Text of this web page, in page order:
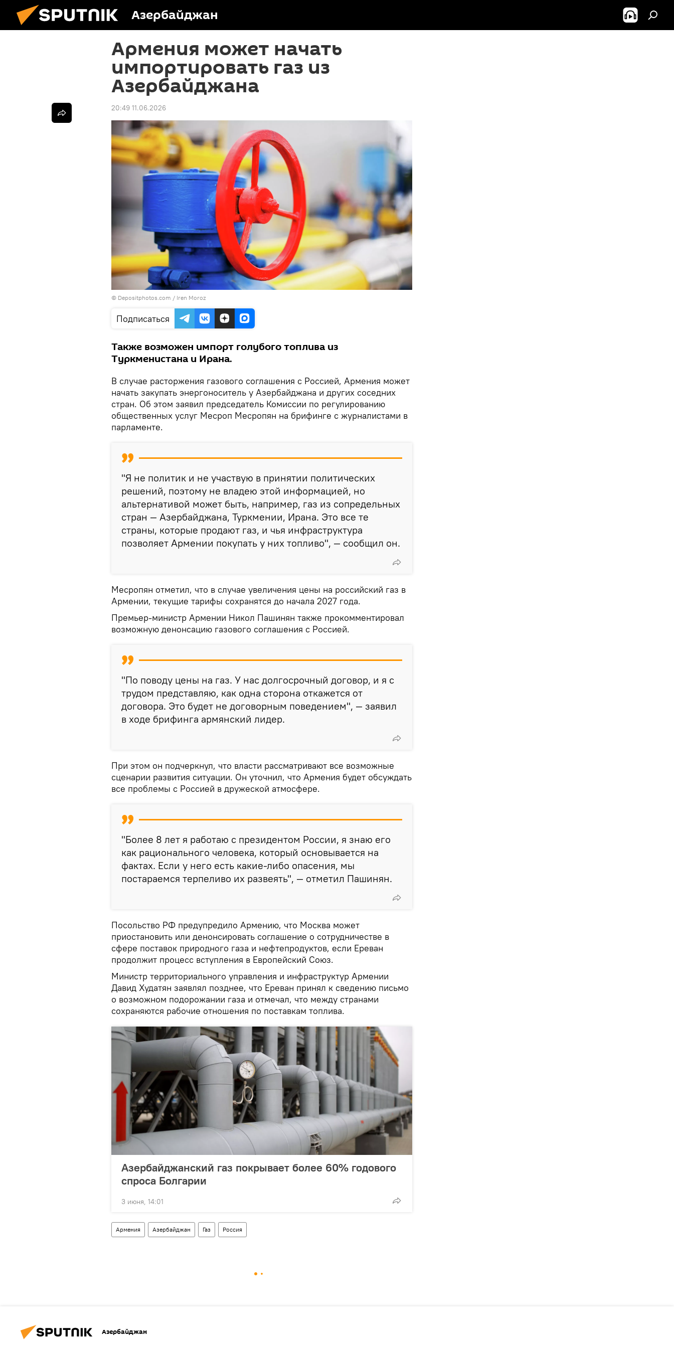
Азербайджан
Армения может начать
импортировать газ из
Азербайджана
20:49 11.06.2026
© Depositphotos.com / Iren Moroz
Подписаться
Также возможен импорт голубого топлива из
Туркменистана и Ирана.
В случае расторжения газового соглашения с Россией, Армения может
начать закупать энергоноситель у Азербайджана и других соседних
стран. Об этом заявил председатель Комиссии по регулированию
общественных услуг Месроп Месропян на брифинге с журналистами в
парламенте.
"Я не политик и не участвую в принятии политических
решений, поэтому не владею этой информацией, но
альтернативой может быть, например, газ из сопредельных
стран — Азербайджана, Туркмении, Ирана. Это все те
страны, которые продают газ, и чья инфраструктура
позволяет Армении покупать у них топливо", — сообщил он.
Месропян отметил, что в случае увеличения цены на российский газ в
Армении, текущие тарифы сохранятся до начала 2027 года.
Премьер-министр Армении Никол Пашинян также прокомментировал
возможную денонсацию газового соглашения с Россией.
"По поводу цены на газ. У нас долгосрочный договор, и я с
трудом представляю, как одна сторона откажется от
договора. Это будет не договорным поведением", — заявил
в ходе брифинга армянский лидер.
При этом он подчеркнул, что власти рассматривают все возможные
сценарии развития ситуации. Он уточнил, что Армения будет обсуждать
все проблемы с Россией в дружеской атмосфере.
"Более 8 лет я работаю с президентом России, я знаю его
как рационального человека, который основывается на
фактах. Если у него есть какие-либо опасения, мы
постараемся терпеливо их развеять", — отметил Пашинян.
Посольство РФ предупредило Армению, что Москва может
приостановить или денонсировать соглашение о сотрудничестве в
сфере поставок природного газа и нефтепродуктов, если Ереван
продолжит процесс вступления в Европейский Союз.
Министр территориального управления и инфраструктур Армении
Давид Худатян заявлял позднее, что Ереван принял к сведению письмо
о возможном подорожании газа и отмечал, что между странами
сохраняются рабочие отношения по поставкам топлива.
Азербайджанский газ покрывает более 60% годового
спроса Болгарии
3 июня, 14:01
Армения Азербайджан Газ Россия
Азербайджан